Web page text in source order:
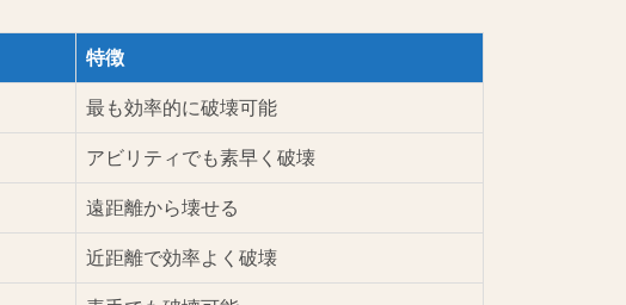
特徴
最も効率的に破壊可能
アビリティでも素早く破壊
遠距離から壊せる
近距離で効率よく破壊